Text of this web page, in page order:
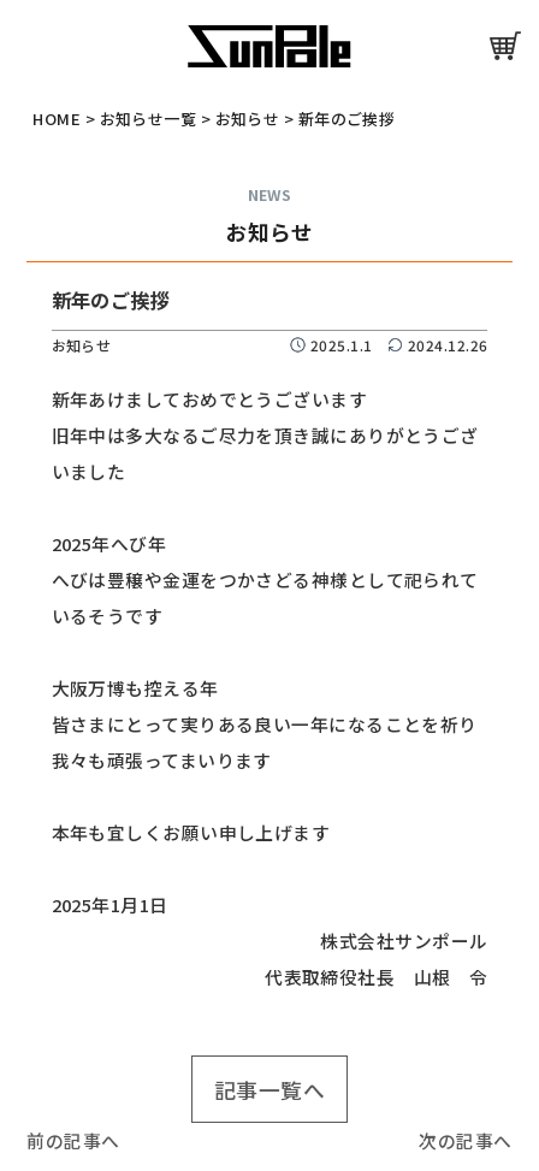
HOME > お知らせ一覧 > お知らせ > 新年のご挨拶
NEWS
お知らせ
新年のご挨拶
お知らせ 2025.1.1 2024.12.26
新年あけましておめでとうございます
旧年中は多大なるご尽力を頂き誠にありがとうござ
いました
2025年へび年
へびは豊穣や金運をつかさどる神様として祀られて
いるそうです
大阪万博も控える年
皆さまにとって実りある良い一年になることを祈り
我々も頑張ってまいります
本年も宜しくお願い申し上げます
2025年1月1日
株式会社サンポール
代表取締役社長 山根 令
記事一覧へ
前の記事へ 次の記事へ